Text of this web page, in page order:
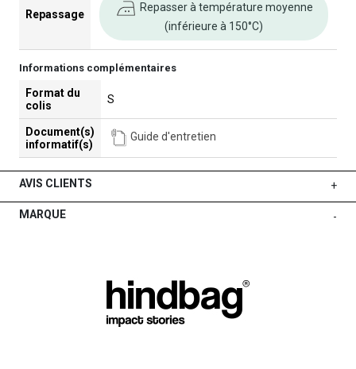
Repassage
Repasser à température moyenne
(inférieure à 150°C)
Informations complémentaires
Format du
colis
S
Document(s)
informatif(s)
Guide d'entretien
AVIS CLIENTS +
MARQUE -